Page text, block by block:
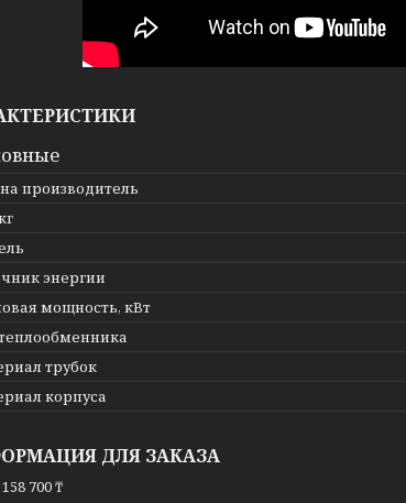
производитель
энергии
мощность, кВт
трубок
корпуса
ДЛЯ ЗАКАЗА
158 700 ₸